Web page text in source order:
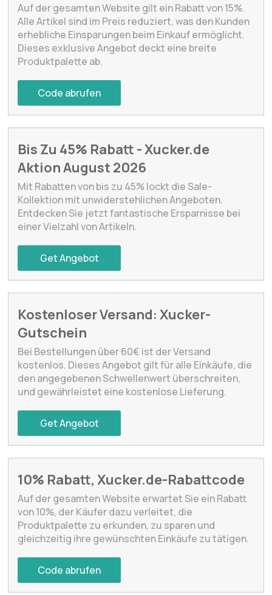
Auf der gesamten Website gilt ein Rabatt von 15%.
Alle Artikel sind im Preis reduziert, was den Kunden
erhebliche Einsparungen beim Einkauf ermöglicht.
Dieses exklusive Angebot deckt eine breite
Produktpalette ab.
Code abrufen
Bis Zu 45% Rabatt - Xucker.de
Aktion August 2026
Mit Rabatten von bis zu 45% lockt die Sale-
Kollektion mit unwiderstehlichen Angeboten.
Entdecken Sie jetzt fantastische Ersparnisse bei
einer Vielzahl von Artikeln.
Get Angebot
Kostenloser Versand: Xucker-
Gutschein
Bei Bestellungen über 60€ ist der Versand
kostenlos. Dieses Angebot gilt für alle Einkäufe, die
den angegebenen Schwellenwert überschreiten,
und gewährleistet eine kostenlose Lieferung.
Get Angebot
10% Rabatt, Xucker.de-Rabattcode
Auf der gesamten Website erwartet Sie ein Rabatt
von 10%, der Käufer dazu verleitet, die
Produktpalette zu erkunden, zu sparen und
gleichzeitig ihre gewünschten Einkäufe zu tätigen.
Code abrufen